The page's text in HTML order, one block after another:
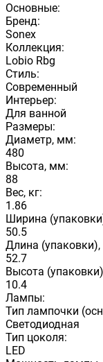
Основные:
Бренд:
Sonex
Коллекция:
Lobio Rbg
Стиль:
Современный
Интерьер:
Для ванной
Размеры:
Диаметр, мм:
480
Высота, мм:
88
Вес, кг:
1.86
Ширина
50.5
Длина (упаковки),
52.7
Высота
10.4
Лампы:
Тип лампочки
Светодиодная
Тип цоколя:
LED